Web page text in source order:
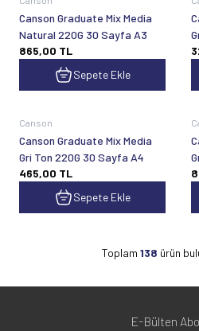
Canson Graduate Mix Media
Natural 220G 30 Sayfa A3
865,00 TL
Sepete Ekle
Canson
Canson Graduate Mix Media
Gri Ton 220G 30 Sayfa A4
465,00 TL
Sepete Ekle
Toplam 138 ürün
E-Bülten